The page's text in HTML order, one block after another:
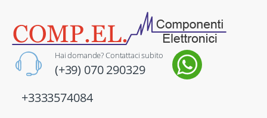
Hai domande? Contattaci subito
(+39) 070 290329
+3333574084